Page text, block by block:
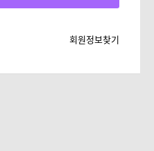
회원정보찾기